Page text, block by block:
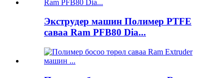
Экструдер машин Полимер PTFE
саваа Ram PFB80 Dia...